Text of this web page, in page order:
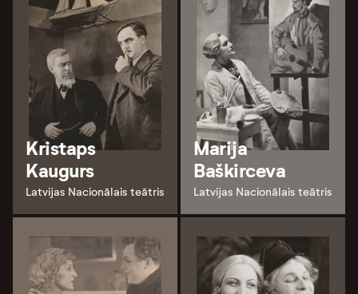
Kristaps
Kaugurs
Latvijas Nacionālais teātris
Marija
Baškirceva
Latvijas Nacionālais teātris